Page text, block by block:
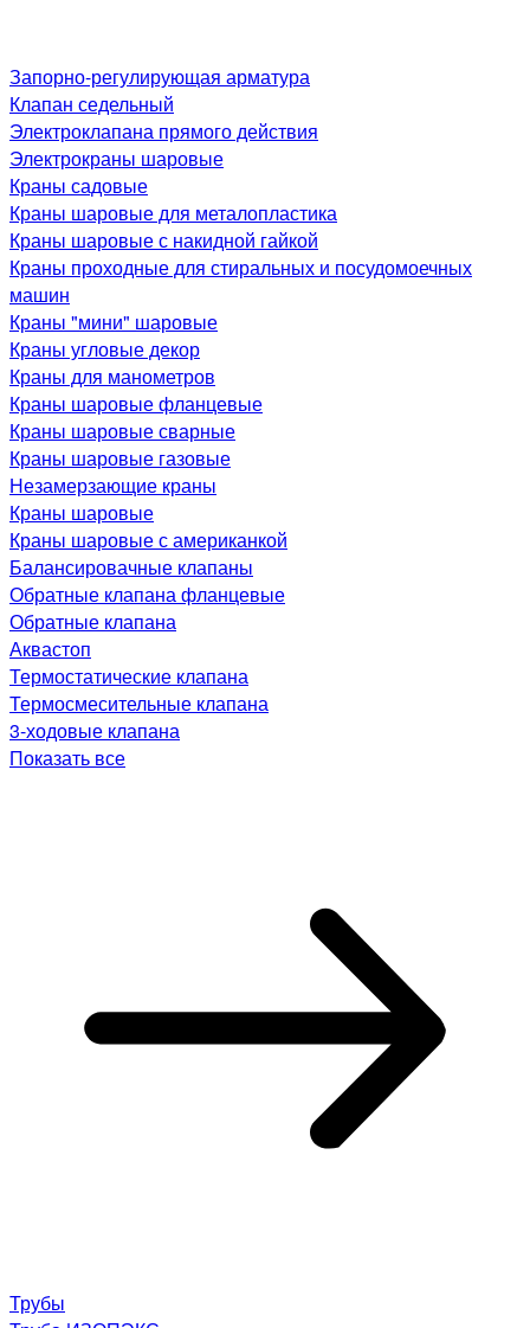
Запорно-регулирующая арматура
Клапан седельный
Электроклапана прямого действия
Электрокраны шаровые
Краны садовые
Краны шаровые для металопластика
Краны шаровые с накидной гайкой
Краны проходные для стиральных и посудомоечных
машин
Краны "мини" шаровые
Краны угловые декор
Краны для манометров
Краны шаровые фланцевые
Краны шаровые сварные
Краны шаровые газовые
Незамерзающие краны
Краны шаровые
Краны шаровые с американкой
Балансировачные клапаны
Обратные клапана фланцевые
Обратные клапана
Аквастоп
Термостатические клапана
Термосмесительные клапана
3-ходовые клапана
Показать все
Трубы